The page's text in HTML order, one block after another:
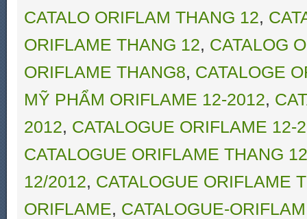
CATALO ORIFLAM THANG 12,
ORIFLAME THANG 12, CATALOG
ORIFLAME THANG8, CATALOGE
MỸ PHẨM ORIFLAME 12-2012,
2012, CATALOGUE ORIFLAME 12-
CATALOGUE ORIFLAME THANG
12/2012, CATALOGUE ORIFLAME
ORIFLAME, CATALOGUE-